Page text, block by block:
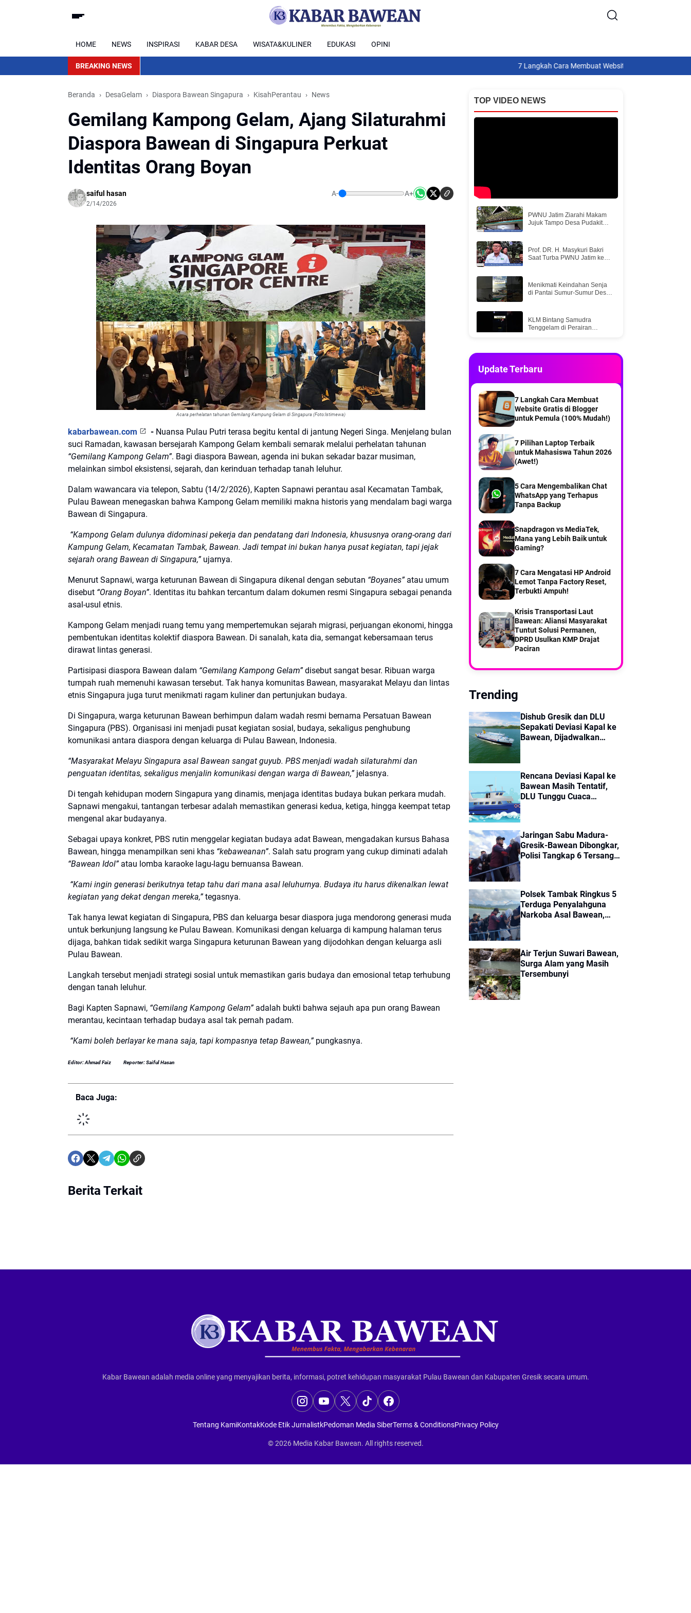
HOME NEWS INSPIRASI KABAR DESA WISATA&KULINER EDUKASI OPINI
BREAKING NEWS 7 Langkah Cara Membuat Website Gratis di Blogger untuk
Beranda DesaGelam Diaspora Bawean Singapura KisahPerantau News
Gemilang Kampong Gelam, Ajang Silaturahmi
Diaspora Bawean di Singapura Perkuat
Identitas Orang Boyan
saiful hasan
2/14/2026
A- A+
Acara perhelatan tahunan Gemilang Kampung Gelam di Singapura (Foto:Istimewa)
kabarbawean.com - Nuansa Pulau Putri terasa begitu kental di jantung Negeri Singa. Menjelang bulan
suci Ramadan, kawasan bersejarah Kampong Gelam kembali semarak melalui perhelatan tahunan
“Gemilang Kampong Gelam”. Bagi diaspora Bawean, agenda ini bukan sekadar bazar musiman,
melainkan simbol eksistensi, sejarah, dan kerinduan terhadap tanah leluhur.
Dalam wawancara via telepon, Sabtu (14/2/2026), Kapten Sapnawi perantau asal Kecamatan Tambak,
Pulau Bawean menegaskan bahwa Kampong Gelam memiliki makna historis yang mendalam bagi warga
Bawean di Singapura.
“Kampong Gelam dulunya didominasi pekerja dan pendatang dari Indonesia, khususnya orang-orang dari
Kampung Gelam, Kecamatan Tambak, Bawean. Jadi tempat ini bukan hanya pusat kegiatan, tapi jejak
sejarah orang Bawean di Singapura,”ujarnya.
Menurut Sapnawi, warga keturunan Bawean di Singapura dikenal dengan sebutan “Boyanes”atau umum
disebut “Orang Boyan”. Identitas itu bahkan tercantum dalam dokumen resmi Singapura sebagai penanda
asal-usul etnis.
Kampong Gelam menjadi ruang temu yang mempertemukan sejarah migrasi, perjuangan ekonomi, hingga
pembentukan identitas kolektif diaspora Bawean. Di sanalah, kata dia, semangat kebersamaan terus
dirawat lintas generasi.
Partisipasi diaspora Bawean dalam “Gemilang Kampong Gelam”disebut sangat besar. Ribuan warga
tumpah ruah memenuhi kawasan tersebut. Tak hanya komunitas Bawean, masyarakat Melayu dan lintas
etnis Singapura juga turut menikmati ragam kuliner dan pertunjukan budaya.
Di Singapura, warga keturunan Bawean berhimpun dalam wadah resmi bernama Persatuan Bawean
Singapura (PBS). Organisasi ini menjadi pusat kegiatan sosial, budaya, sekaligus penghubung
komunikasi antara diaspora dengan keluarga di Pulau Bawean, Indonesia.
“Masyarakat Melayu Singapura asal Bawean sangat guyub. PBS menjadi wadah silaturahmi dan
penguatan identitas, sekaligus menjalin komunikasi dengan warga di Bawean,” jelasnya.
Di tengah kehidupan modern Singapura yang dinamis, menjaga identitas budaya bukan perkara mudah.
Sapnawi mengakui, tantangan terbesar adalah memastikan generasi kedua, ketiga, hingga keempat tetap
mengenal akar budayanya.
Sebagai upaya konkret, PBS rutin menggelar kegiatan budaya adat Bawean, mengadakan kursus Bahasa
Bawean, hingga menampilkan seni khas “kebaweanan”. Salah satu program yang cukup diminati adalah
“Bawean Idol”atau lomba karaoke lagu-lagu bernuansa Bawean.
“Kami ingin generasi berikutnya tetap tahu dari mana asal leluhurnya. Budaya itu harus dikenalkan lewat
kegiatan yang dekat dengan mereka,”tegasnya.
Tak hanya lewat kegiatan di Singapura, PBS dan keluarga besar diaspora juga mendorong generasi muda
untuk berkunjung langsung ke Pulau Bawean. Komunikasi dengan keluarga di kampung halaman terus
dijaga, bahkan tidak sedikit warga Singapura keturunan Bawean yang dijodohkan dengan keluarga asli
Pulau Bawean.
Langkah tersebut menjadi strategi sosial untuk memastikan garis budaya dan emosional tetap terhubung
dengan tanah leluhur.
Bagi Kapten Sapnawi, “Gemilang Kampong Gelam”adalah bukti bahwa sejauh apa pun orang Bawean
merantau, kecintaan terhadap budaya asal tak pernah padam.
“Kami boleh berlayar ke mana saja, tapi kompasnya tetap Bawean,” pungkasnya.
Editor: Ahmad Faiz Reporter: Saiful Hasan
Baca Juga:
Berita Terkait
TOP VIDEO NEWS
PWNU Jatim Ziarahi Makam
Jujuk Tampo Desa Pudakit
Prof. DR. H. Masykuri Bakri
Saat Turba PWNU Jatim ke
Menikmati Keindahan Senja
di Pantai Sumur-Sumur Desa
KLM Bintang Samudra
Tenggelam di Perairan
Dua kapal express bahari
di tengah keterbatasan Warga
Mangguleban desa balikterus
Bawean
Part 2Menyusuri Desa
Bawean
Part 1Menyusuri Desa
Kebontelukdalam Pulau
Saat KMP DRAJAT dari
pelabuhan Paciran Sampai di
Pelabuhan Bawean
Part 7 Menyusuri Desa
Balikterus Pulau Bawean
Update Terbaru
7 Langkah Cara Membuat
Website Gratis di Blogger
untuk Pemula (100% Mudah!)
7 Pilihan Laptop Terbaik
untuk Mahasiswa Tahun 2026
(Awet!)
5 Cara Mengembalikan Chat
WhatsApp yang Terhapus
Tanpa Backup
Snapdragon vs MediaTek,
Mana yang Lebih Baik untuk
Gaming?
7 Cara Mengatasi HP Android
Lemot Tanpa Factory Reset,
Terbukti Ampuh!
Krisis Transportasi Laut
Bawean: Aliansi ‎Masyarakat
Tuntut Solusi Permanen,
DPRD ‎Usulkan KMP Drajat
Paciran
Trending
Dishub Gresik dan DLU
Sepakati Deviasi Kapal ke
Bawean, Dijadwalkan
Rencana Deviasi Kapal ke
Bawean Masih Tentatif,
DLU Tunggu Cuaca
Jaringan Sabu Madura-
Gresik-Bawean Dibongkar,
Polisi Tangkap 6 Tersangka
Polsek Tambak Ringkus 5
Terduga Penyalahguna
Narkoba Asal Bawean,
Air Terjun Suwari Bawean,
Surga Alam yang Masih
Tersembunyi
Kabar Bawean adalah media online yang menyajikan berita, informasi, potret kehidupan masyarakat Pulau Bawean dan Kabupaten Gresik secara umum.
Tentang KamiKontakKode Etik JurnalistkPedoman Media SiberTerms & ConditionsPrivacy Policy
© 2026 Media Kabar Bawean. All rights reserved.